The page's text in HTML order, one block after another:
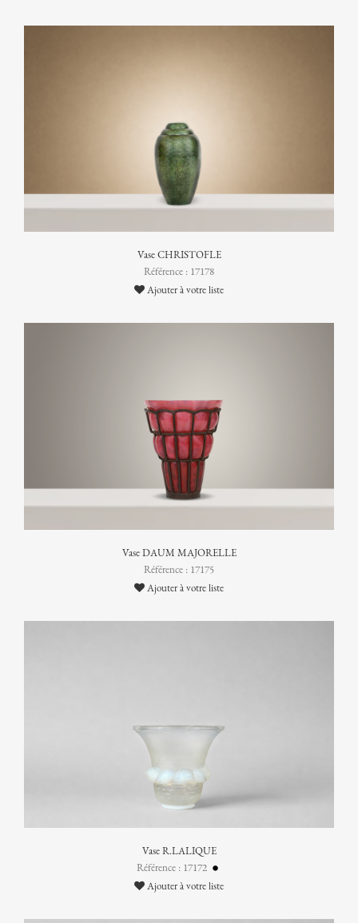
Vase CHRISTOFLE
Référence : 17178
Ajouter à votre liste
Vase DAUM MAJORELLE
Référence : 17175
Ajouter à votre liste
Vase R.LALIQUE
Référence : 17172
Ajouter à votre liste